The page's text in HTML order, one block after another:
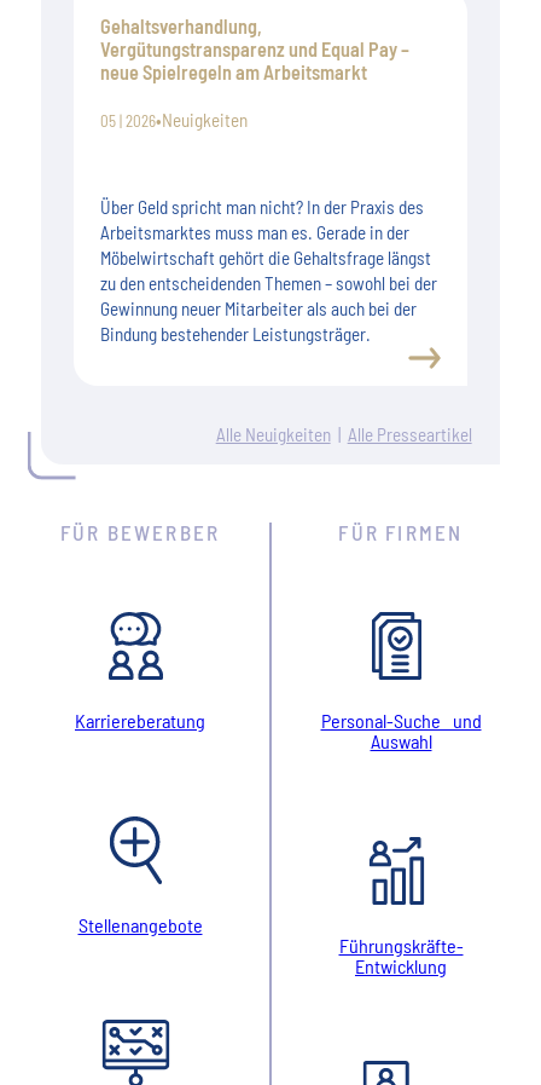
Gehaltsverhandlung,
Vergütungstransparenz und Equal Pay –
neue Spielregeln am Arbeitsmarkt
05 | 2026•Neuigkeiten
Über Geld spricht man nicht? In der Praxis des
Arbeitsmarktes muss man es. Gerade in der
Möbelwirtschaft gehört die Gehaltsfrage längst
zu den entscheidenden Themen – sowohl bei der
Gewinnung neuer Mitarbeiter als auch bei der
Bindung bestehender Leistungsträger.
Alle Neuigkeiten| Alle Presseartikel
FÜR BEWERBER
Karriereberatung
Stellenangebote
FÜR FIRMEN
Personal-Suche und
Auswahl
Führungskräfte-
Entwicklung